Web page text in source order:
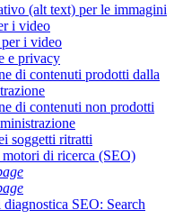
(alt text) per le immagini
i video
i video
e privacy
di contenuti prodotti dalla
di contenuti non prodotti
soggetti ritratti
di ricerca (SEO)
SEO: Search